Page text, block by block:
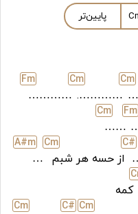
C پایین‌تر
Cm
………….
Cm
…………
Fm
Fm
……
Cm
C#
از حسه هر شبم
Cm
…
A#m
C
کمه
Cm
C#
Cm